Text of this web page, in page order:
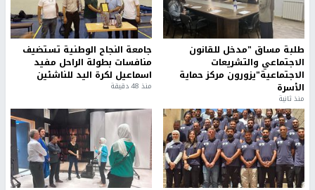
طلبة مساق "مدخل للقانون
الاجتماعي والتشريعات
الاجتماعية"يزورون مركز حماية
الأسرة
منذ ثانية
جامعة النجاح الوطنية تستضيف
منافسات بطولة الراحل مفيد
اسماعيل لكرة اليد للناشئين
منذ 48 دقيقة